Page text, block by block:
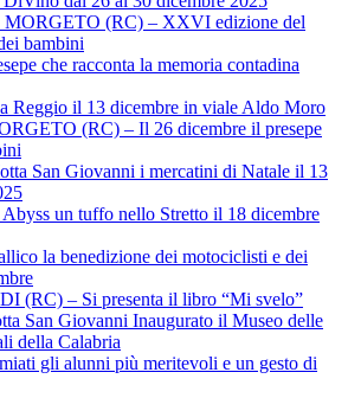
(RC) – XXVI edizione del
bambini
che racconta la memoria contadina
Reggio il 13 dicembre in viale Aldo Moro
(RC) – Il 26 dicembre il presepe
San Giovanni i mercatini di Natale il 13
un tuffo nello Stretto il 18 dicembre
la benedizione dei motociclisti e dei
(RC) – Si presenta il libro “Mi svelo”
San Giovanni Inaugurato il Museo delle
della Calabria
gli alunni più meritevoli e un gesto di